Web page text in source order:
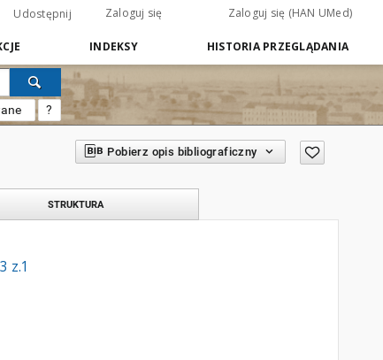
Udostępnij Zaloguj się Zaloguj się (HAN UMed)
INDEKSY HISTORIA PRZEGLĄDANIA
?
Pobierz opis bibliograficzny
STRUKTURA
z.1